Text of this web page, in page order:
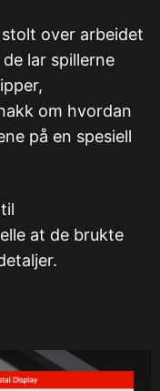
over arbeidet
lar spillerne
om hvordan
på en spesiell
at de brukte